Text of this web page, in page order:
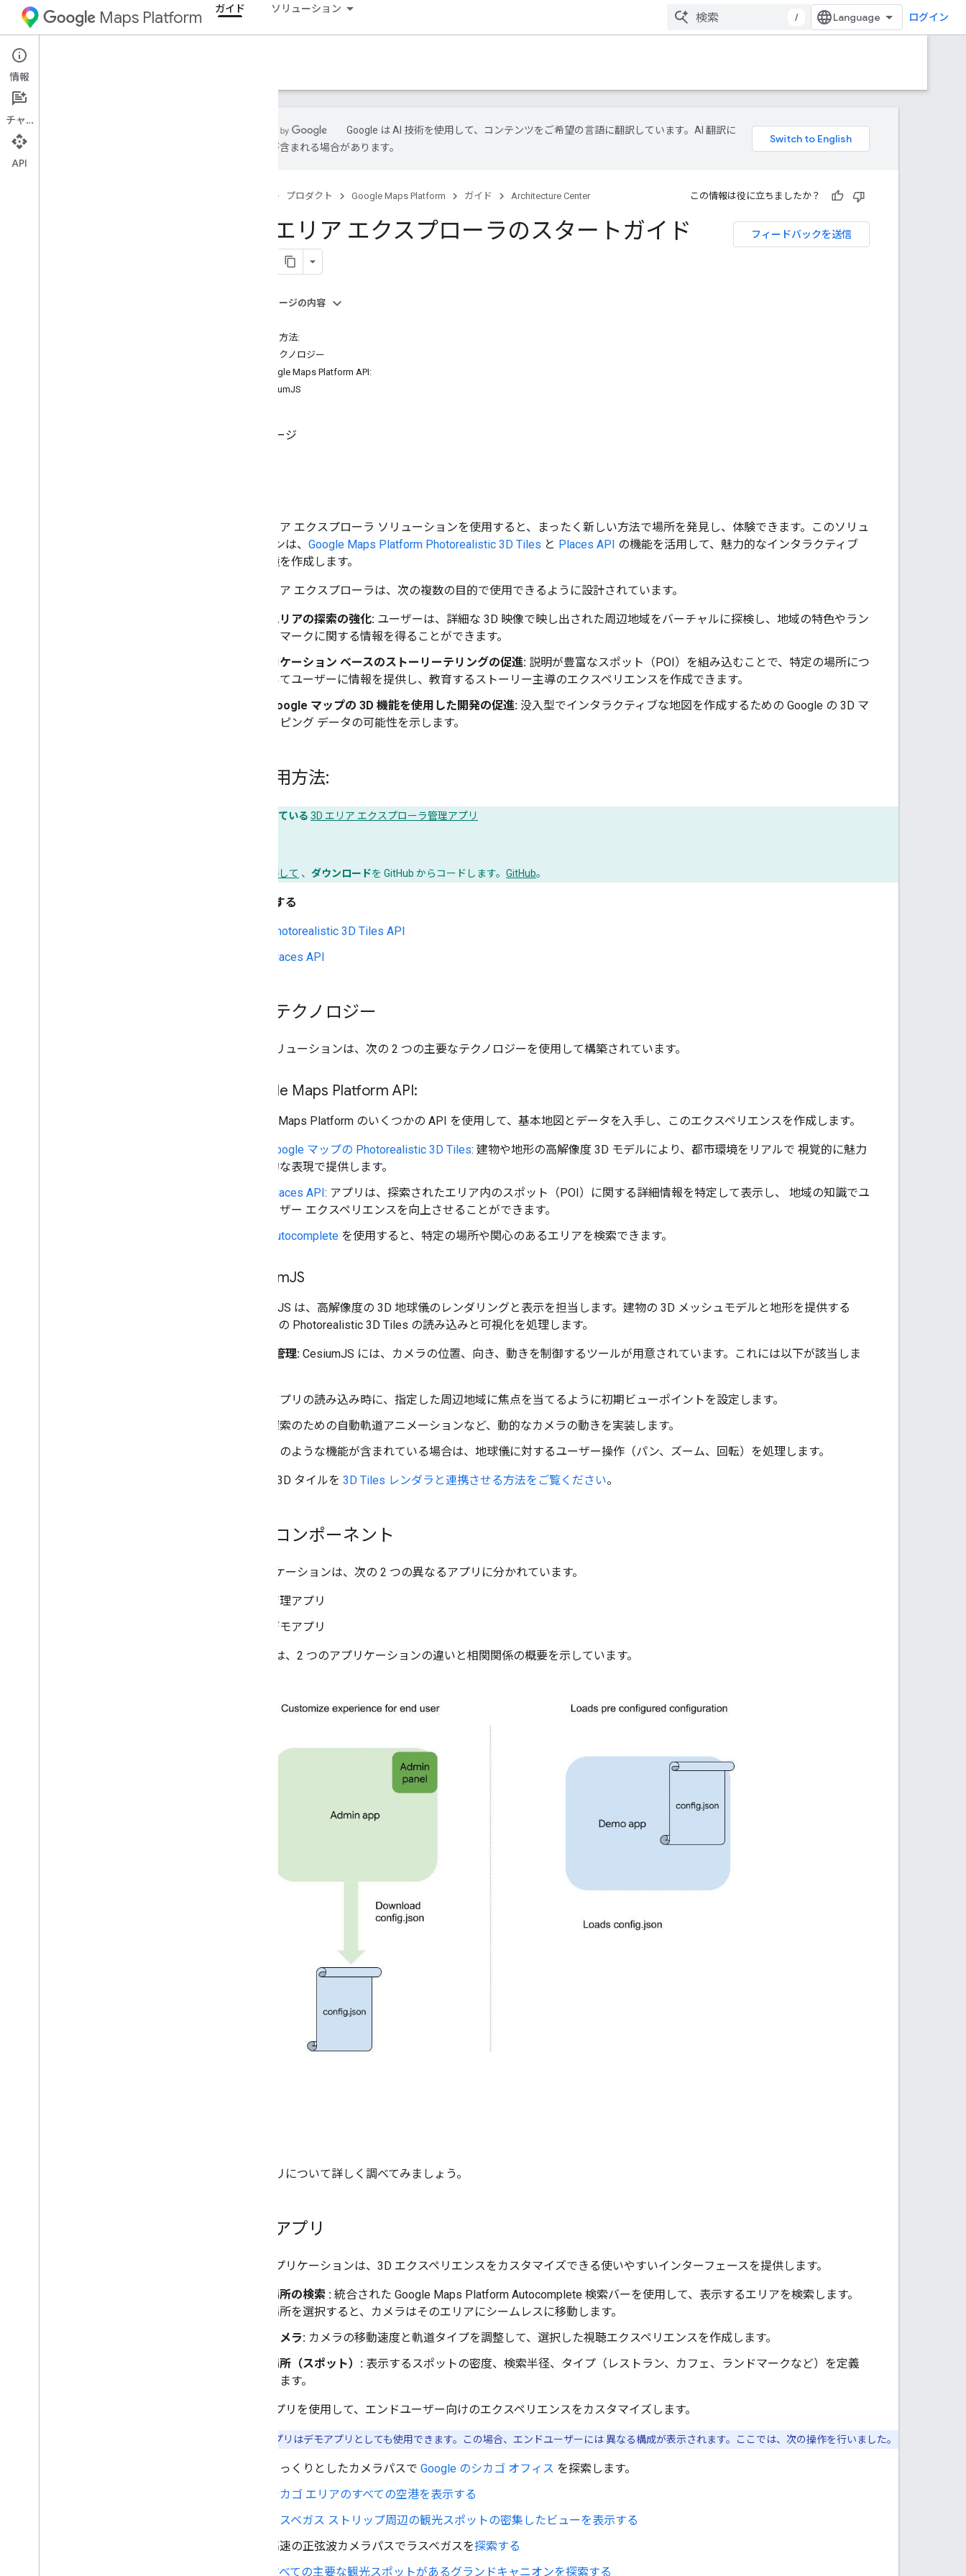
Maps Platform ガイド ソリューション
/ ログイン
Architecture Center
概要
Google は AI 技術を使用して、コンテンツをご希望の言語に翻訳しています。AI 翻訳に
は誤りが含まれる場合があります。
プロダクト Google Maps Platform ガイド Architecture Center この情報は役に立ちましたか？
フィードバックを送信
3D エリア エクスプローラのスタートガイド
このページの内容
ご利用方法:
主なテクノロジー
Google Maps Platform API:
CesiumJS
3D エリア エクスプローラ ソリューションを使用すると、まったく新しい方法で場所を発見し、体験できます。このソリュ
ーションは、 Google Maps Platform Photorealistic 3D Tiles と Places API の機能を活用して、魅力的なインタラクティブ
3D 環境を作成します。
3D エリア エクスプローラは、次の複数の目的で使用できるように設計されています。
エリアの探索の強化: ユーザーは、詳細な 3D 映像で映し出された周辺地域をバーチャルに探検し、地域の特色やラン
ドマークに関する情報を得ることができます。
ロケーション ベースのストーリーテリングの促進: 説明が豊富なスポット（POI）を組み込むことで、特定の場所につ
いてユーザーに情報を提供し、教育するストーリー主導のエクスペリエンスを作成できます。
Google マップの 3D 機能を使用した開発の促進: 没入型でインタラクティブな地図を作成するための Google の 3D マ
ッピング データの可能性を示します。
ご利用方法:
ホストされている 3D エリア エクスプローラ管理アプリ
API キーを取得して 、 ダウンロードを GitHub からコードします。 GitHub。
有効にする
Photorealistic 3D Tiles API
Places API
主なテクノロジー
このソリューションは、次の 2 つの主要なテクノロジーを使用して構築されています。
Google Maps Platform API:
Google Maps Platform のいくつかの API を使用して、基本地図とデータを入手し、このエクスペリエンスを作成します。
Google マップの Photorealistic 3D Tiles: 建物や地形の高解像度 3D モデルにより、都市環境をリアルで 視覚的に魅力
的な表現で提供します。
Places API: アプリは、探索されたエリア内のスポット（POI）に関する詳細情報を特定して表示し、 地域の知識でユ
ーザー エクスペリエンスを向上させることができます。
Autocomplete を使用すると、特定の場所や関心のあるエリアを検索できます。
CesiumJS
CesiumJS は、高解像度の 3D 地球儀のレンダリングと表示を担当します。建物の 3D メッシュモデルと地形を提供する
Google の Photorealistic 3D Tiles の読み込みと可視化を処理します。
カメラ管理: CesiumJS には、カメラの位置、向き、動きを制御するツールが用意されています。これには以下が該当しま
アプリの読み込み時に、指定した周辺地域に焦点を当てるように初期ビューポイントを設定します。
探索のための自動軌道アニメーションなど、動的なカメラの動きを実装します。
このような機能が含まれている場合は、地球儀に対するユーザー操作（パン、ズーム、回転）を処理します。
高画質 3D タイルを 3D Tiles レンダラと連携させる方法をご覧ください。
主要コンポーネント
アプリケーションは、次の 2 つの異なるアプリに分かれています。
管理アプリ
デモアプリ
次の図は、2 つのアプリケーションの違いと相関関係の概要を示しています。
各アプリについて詳しく調べてみましょう。
管理アプリ
このアプリケーションは、3D エクスペリエンスをカスタマイズできる使いやすいインターフェースを提供します。
場所の検索 : 統合された Google Maps Platform Autocomplete 検索バーを使用して、表示するエリアを検索します。
場所を選択すると、カメラはそのエリアにシームレスに移動します。
カメラ: カメラの移動速度と軌道タイプを調整して、選択した視聴エクスペリエンスを作成します。
場所（スポット）: 表示するスポットの密度、検索半径、タイプ（レストラン、カフェ、ランドマークなど）を定義
します。
このアプリを使用して、エンドユーザー向けのエクスペリエンスをカスタマイズします。
管理アプリはデモアプリとしても使用できます。この場合、エンドユーザーには 異なる構成が表示されます。ここでは、次の操作を行いました。
ゆっくりとしたカメラパスで Google のシカゴ オフィス を探索します。
シカゴ エリアのすべての空港を表示する
ラスベガス ストリップ周辺の観光スポットの密集したビューを表示する
高速の正弦波カメラパスでラスベガスを探索する
すべての主要な観光スポットがあるグランドキャニオンを探索する
情報
チャット
API